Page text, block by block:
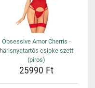
Obsessive Amor Cherris -
harisnyatartós csipke szett
(piros)
25990 Ft